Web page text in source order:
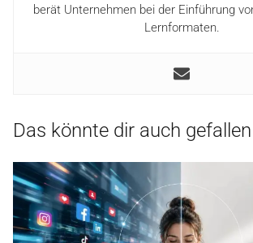
berät Unternehmen bei der Einführung
Lernformaten.
Das könnte dir auch gefallen